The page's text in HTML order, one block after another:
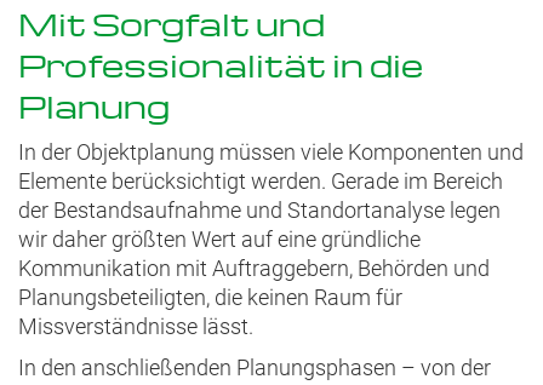
Mit Sorgfalt und
Professionalität in die
Planung
In der Objektplanung müssen viele Komponenten und
Elemente berücksichtigt werden. Gerade im Bereich
der Bestandsaufnahme und Standortanalyse legen
wir daher größten Wert auf eine gründliche
Kommunikation mit Auftraggebern, Behörden und
Planungsbeteiligten, die keinen Raum für
Missverständnisse lässt.
In den anschließenden Planungsphasen – von der